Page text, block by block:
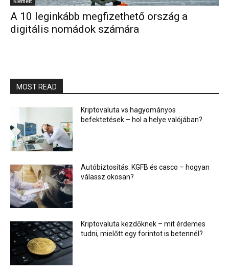
A 10 leginkább megfizethető ország a
digitális nomádok számára
MOST READ
Kriptovaluta vs hagyományos
befektetések – hol a helye valójában?
Autóbiztosítás: KGFB és casco – hogyan
válassz okosan?
Kriptovaluta kezdőknek – mit érdemes
tudni, mielőtt egy forintot is betennél?